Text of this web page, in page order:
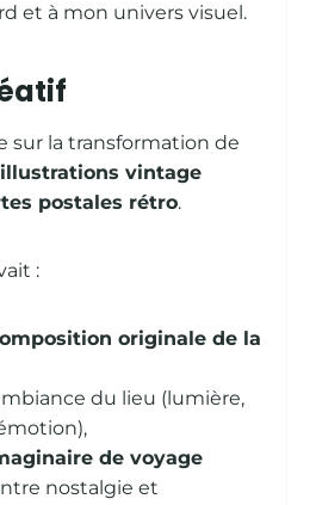
et à mon univers visuel.
sur la transformation de
illustrations vintage
postales rétro.
:
originale de la
du lieu (lumière,
de voyage
nostalgie et